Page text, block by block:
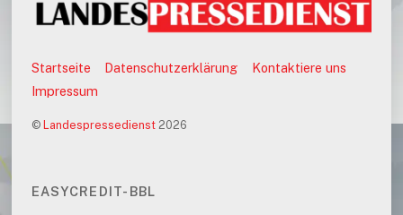
Startseite Datenschutzerklärung
Kontaktiere uns
Impressum
© Landespressedienst2026
EASYCREDIT-BBL